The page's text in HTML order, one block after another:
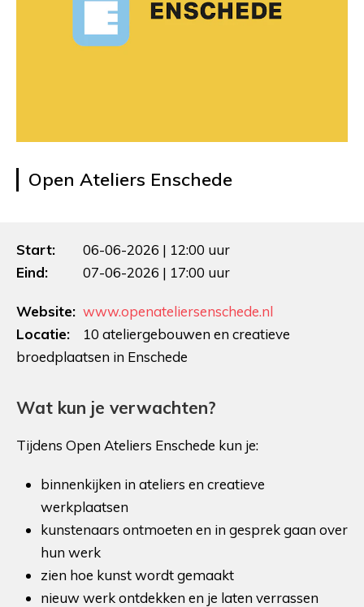
Open Ateliers Enschede
Start:
06-06-2026 | 12:00 uur
Eind:
07-06-2026 | 17:00 uur
Website: www.openateliersenschede.nl
Locatie:
10 ateliergebouwen en creatieve
broedplaatsen in Enschede
Wat kun je verwachten?
Tijdens Open Ateliers Enschede kun je:
binnenkijken in ateliers en creatieve
werkplaatsen
kunstenaars ontmoeten en in gesprek gaan over
hun werk
zien hoe kunst wordt gemaakt
nieuw werk ontdekken en je laten verrassen